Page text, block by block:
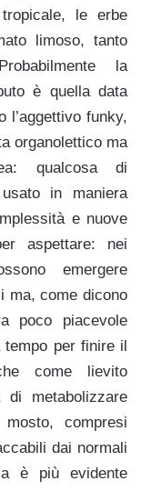
le erbe
limoso, tanto
la
è quella data
l’aggettivo funky,
organolettico ma
qualcosa di
in maniera
e nuove
aspettare: nei
emergere
ma, come dicono
poco piacevole
per finire il
come lievito
metabolizzare
compresi
dai normali
è più evidente